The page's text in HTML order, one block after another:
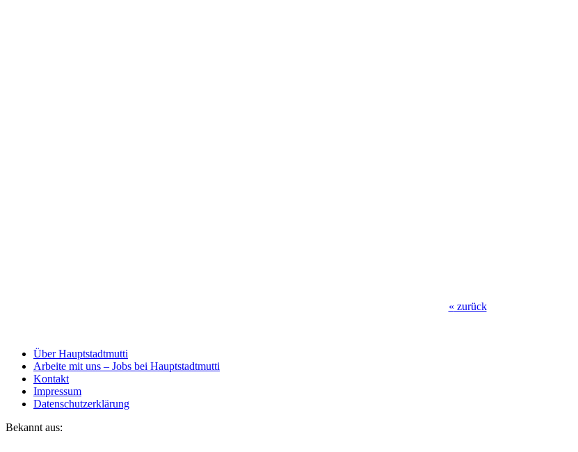
« zurück
Über Hauptstadtmutti
Arbeite mit uns – Jobs bei Hauptstadtmutti
Kontakt
Impressum
Datenschutzerklärung
Bekannt aus: